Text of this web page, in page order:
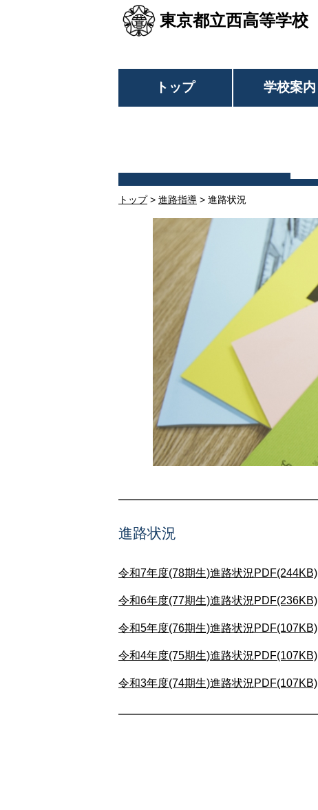
東京都立西高等学校
トップ 学校案内
トップ> 進路指導 > 進路状況
進路状況
令和7年度(78期生)進路状況PDF(244KB)
令和6年度(77期生)進路状況PDF(236KB)
令和5年度(76期生)進路状況PDF(107KB)
令和4年度(75期生)進路状況PDF(107KB)
令和3年度(74期生)進路状況PDF(107KB)